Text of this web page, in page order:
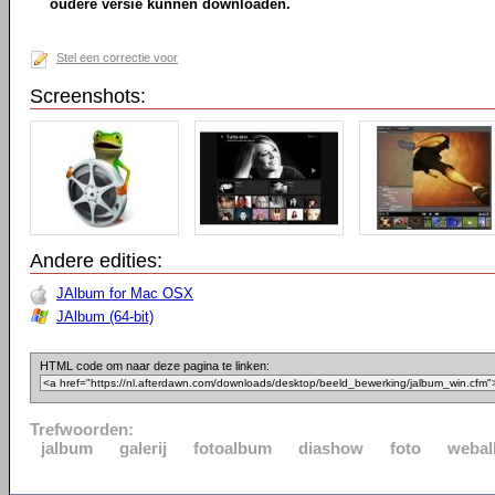
oudere versie kunnen downloaden.
Stel een correctie voor
Screenshots:
Andere edities:
JAlbum for Mac OSX
JAlbum (64-bit)
HTML code om naar deze pagina te linken:
Trefwoorden:
jalbum
galerij fotoalbum diashow foto